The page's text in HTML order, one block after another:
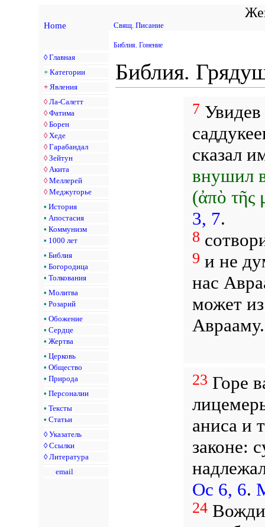
Home Свящ. Писание
◊ Главная
+ Категории
+ Явления
◊ Ла-Салетт
◊ Фатима
◊ Борен
◊ Хеде
◊ Гарабандал
◊ Зейтун
◊ Акита
◊ Меллерей
◊ Меджугорье
• История
• Апостасия
• Коммунизм
• 1000 лет
• Библия
• Богородица
• Толкования
• Молитва
• Розарий
• Обожение
• Сердце
• Жертва
• Церковь
• Общество
• Природа
• Персоналии
• Тексты
• Статьи
◊ Указатель
◊ Ссылки
◊ Литература
email
Библия. Гонение
Библия.
7
сказал
внушил
(ἀπὸ τῆς
3, 7.
8
9 и не
нас
может
23 Горе
аниса и
законе:
Ос 6, 6.
24